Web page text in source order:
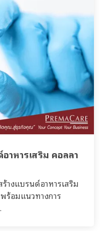
าหารเสริม คอลลา
งแบรนด์อาหารเสริม
ร้อมแนวทางการ